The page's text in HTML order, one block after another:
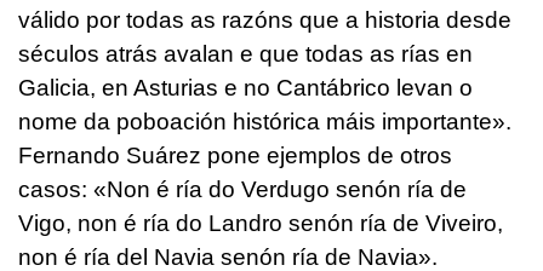
válido por todas as razóns que a historia desde
séculos atrás avalan e que todas as rías en
Galicia, en Asturias e no Cantábrico levan o
nome da poboación histórica máis importante».
Fernando Suárez pone ejemplos de otros
casos: «Non é ría do Verdugo senón ría de
Vigo, non é ría do Landro senón ría de Viveiro,
non é ría del Navia senón ría de Navia».